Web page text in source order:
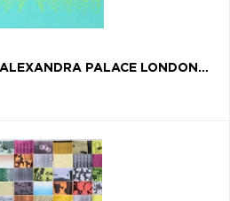
FOUR TET, CD LIVE AT ALEXANDRA PALACE LONDON, 24TH MAY 2023